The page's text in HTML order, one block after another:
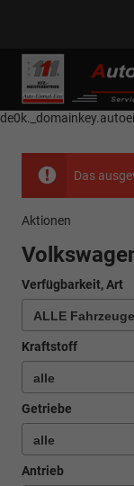
------------ Host Name :
selector1-aee-
Name :
Das
Aktionen
Verfügbarkeit, Art
Kraftstoff
Getriebe
Antrieb